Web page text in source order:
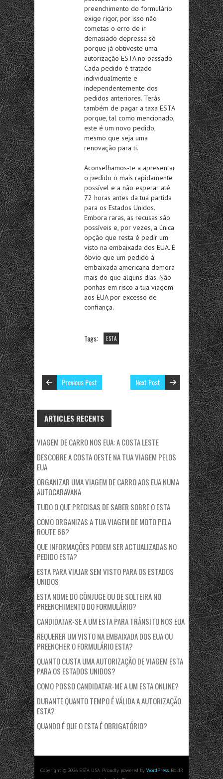
preenchimento do formulário
exige rigor, por isso não
cometas o erro de ir
demasiado depressa só
porque já obtiveste uma
autorização ESTA no passado.
Cada pedido é tratado
individualmente e
independentemente dos
pedidos anteriores. Terás
também de pagar a taxa ESTA
porque, tal como mencionado,
este é um novo pedido,
mesmo que seja uma
renovação para ti.
Aconselhamos-te a apresentar
o pedido o mais rapidamente
possível e a não esperar até
72 horas antes da tua partida
para os Estados Unidos.
Embora raras, as recusas são
possíveis e, por vezes, a única
opção que resta é pedir um
visto na embaixada dos EUA. É
óbvio que um pedido à
embaixada americana demora
mais do que alguns dias. Não
ponhas em risco a tua viagem
aos EUA por excesso de
confiança.
Tags: ESTA
Previous Post Next Post
ARTICLES RECENTS
VIAGEM DE CARRO NOS EUA: A COSTA LESTE
DESCOBRE A COSTA OESTE NA TUA VIAGEM PELOS
EUA
ORGANIZAR UMA VIAGEM DE CARRO AOS EUA NUMA
AUTOCARAVANA
TUDO O QUE PRECISAS DE SABER SOBRE O ESTA
COMO ORGANIZAS A TUA VIAGEM DE MOTO PELA
ROUTE 66?
QUE INFORMAÇÕES PODEM SER ACTUALIZADAS NO
PEDIDO ESTA?
ESTA PARA VIAJAR SEM VISTO PARA OS ESTADOS
UNIDOS
ESTA NOME DO CÔNJUGE OU DE SOLTEIRA NO
PREENCHIMENTO DO FORMULÁRIO?
CANDIDATAR-SE A UM ESTA PARA TRÂNSITO NOS EUA
REQUERER UM VISTO NA EMBAIXADA DOS EUA OU
PREENCHER O FORMULÁRIO ESTA?
QUANTO CUSTA UMA AUTORIZAÇÃO DE VIAGEM ESTA
PARA OS ESTADOS UNIDOS?
COMO POSSO CANDIDATAR-ME A UM ESTA ONLINE?
DURANTE QUANTO TEMPO É VÁLIDA A AUTORIZAÇÃO
ESTA?
QUANDO É QUE O ESTA É OBRIGATÓRIO?
Copyright © 2026 ESTA USA. Proudly powered by WordPress. BoldR